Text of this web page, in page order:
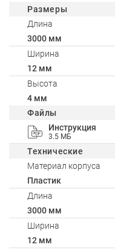
Размеры
Длина
3000 мм
Ширина
12 мм
Высота
4 мм
Файлы
Инструкция
3.5 МБ
Технические
Материал корпуса
Пластик
Длина
3000 мм
Ширина
12 мм